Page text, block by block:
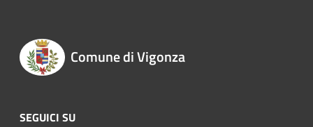
Comune di Vigonza
SEGUICI SU